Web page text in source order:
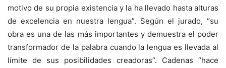
motivo de su propia existencia y la ha llevado hasta alturas
de excelencia en nuestra lengua”. Según el jurado, “su
obra es una de las más importantes y demuestra el poder
transformador de la palabra cuando la lengua es llevada al
límite de sus posibilidades creadoras”. Cadenas “hace